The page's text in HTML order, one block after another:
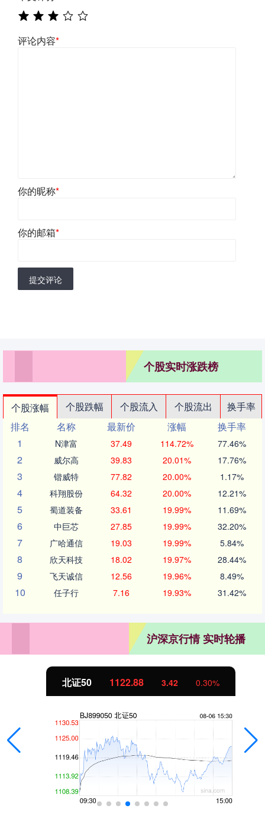
评论内容*
你的昵称*
你的邮箱*
提交评论
个股实时涨跌榜
个股涨幅 个股跌幅 个股流入 个股流出
换手率
排名
名称 最新价 涨幅
换手率
1
N津富 37.49 114.72% 77.46%
2 威尔高 39.83 20.01% 17.76%
3 锴威特 77.82 20.00% 1.17%
4 科翔股份 64.32 20.00% 12.21%
5 蜀道装备 33.61 19.99% 11.69%
6 中巨芯 27.85 19.99% 32.20%
7 广哈通信 19.03 19.99% 5.84%
8 欣天科技 18.02 19.97% 28.44%
9 飞天诚信 12.56 19.96% 8.49%
10 任子行 7.16 19.93% 31.42%
沪深京行情 实时轮播
北证50 1122.88 3.42 0.30%